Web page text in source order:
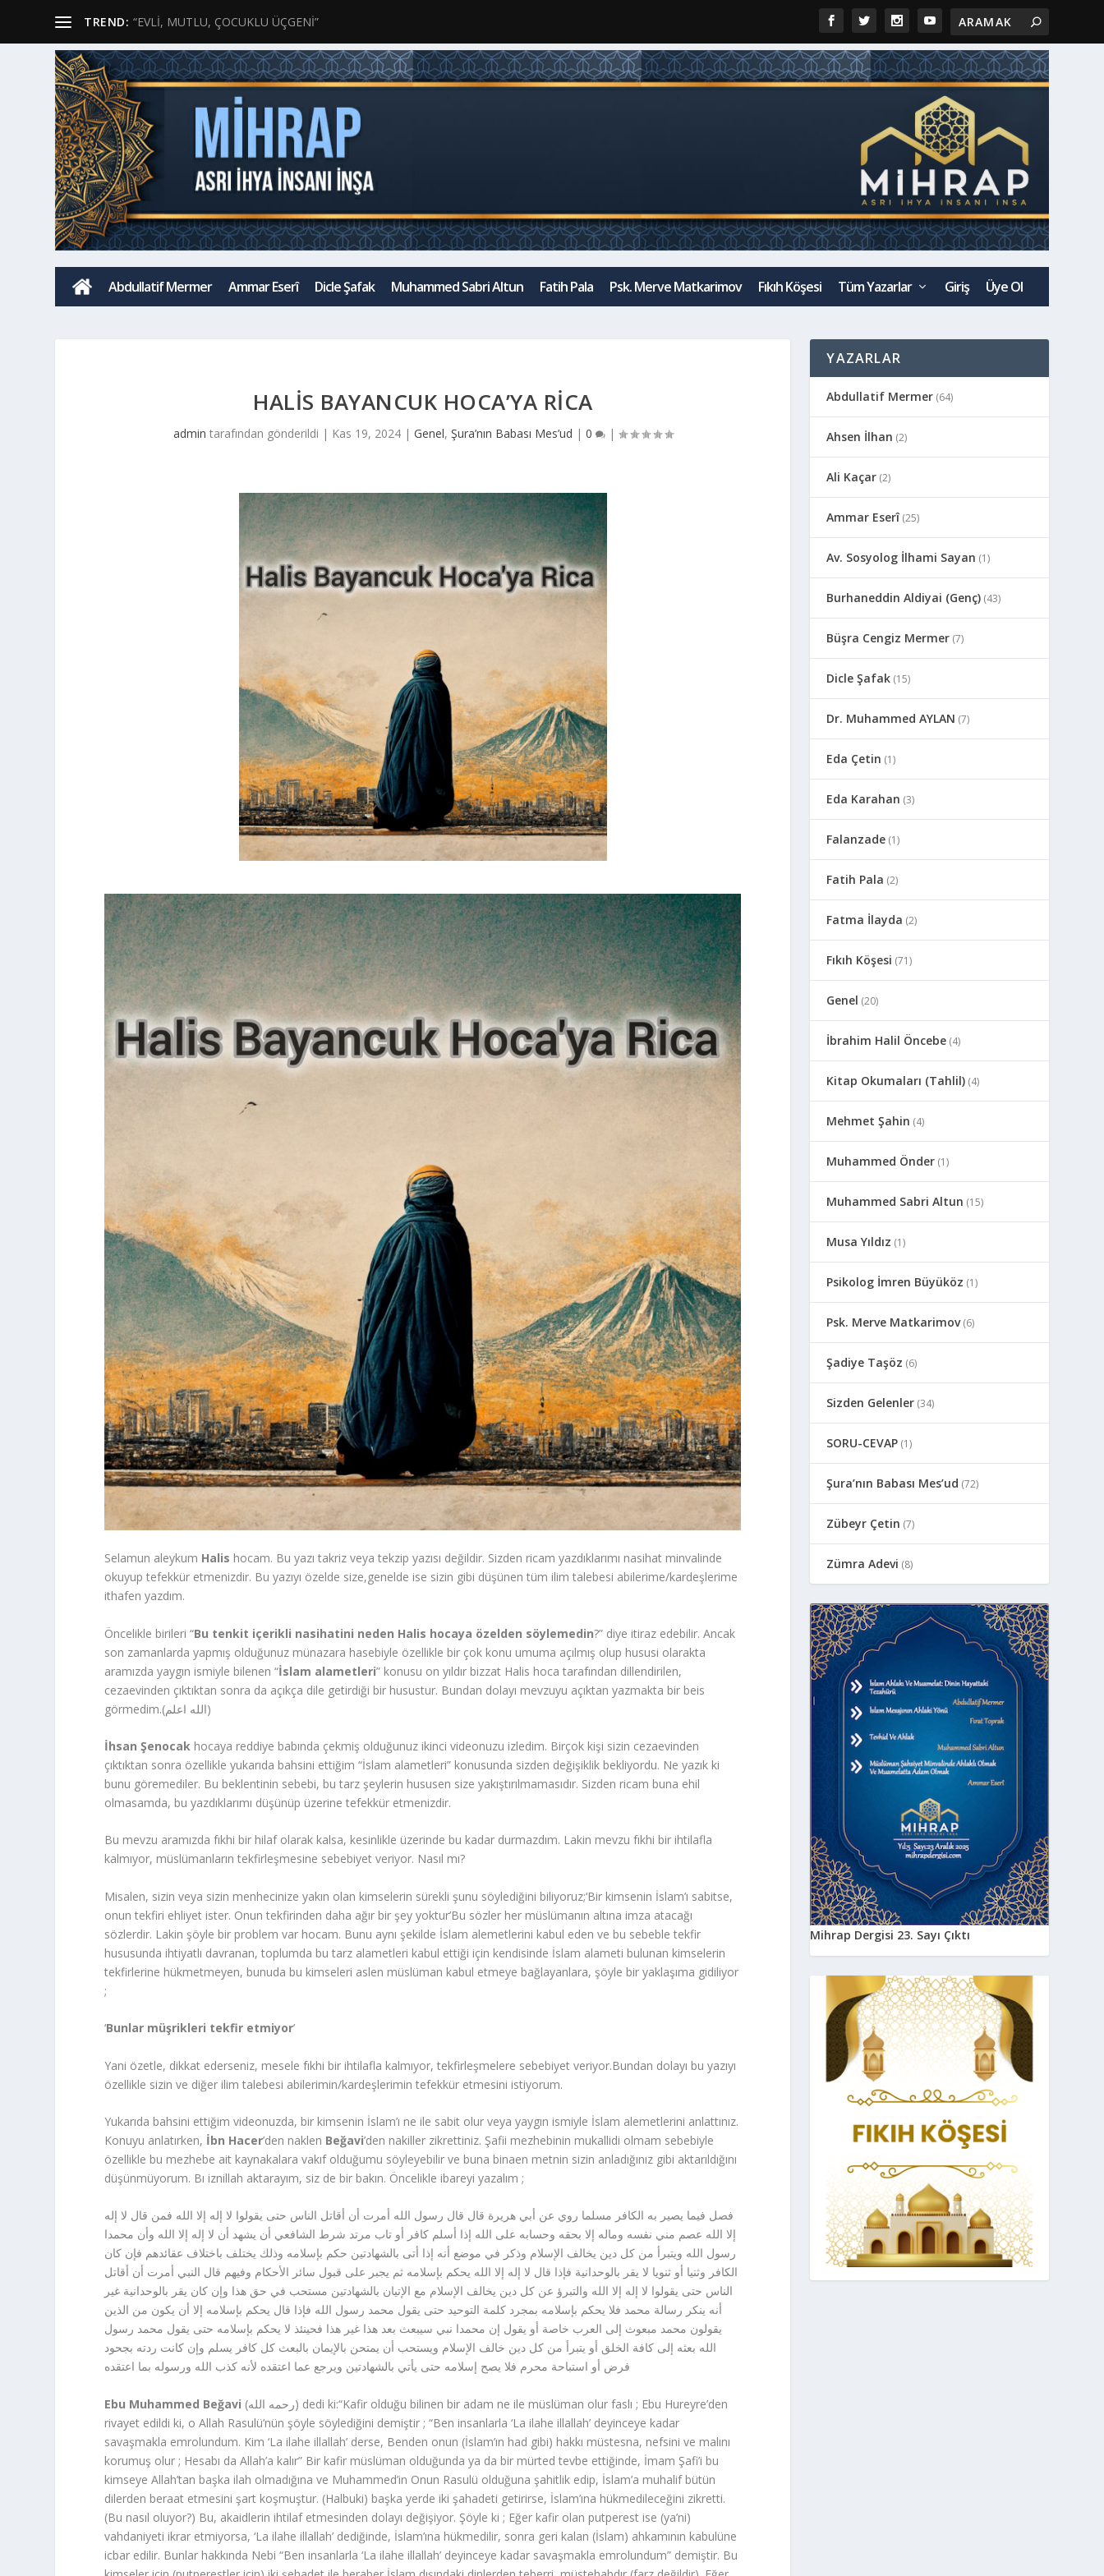
TREND: “EVLİ, MUTLU, ÇOCUKLU ÜÇGENİ”
H Abdullatif Mermer Ammar Eserî Dicle Şafak Muhammed Sabri Altun Fatih Pala Psk. Merve Matkarimov Fıkıh Köşesi Tüm Yazarlar Giriş Üye Ol
HALIS BAYANCUK HOCA’YA RICA
admin tarafından gönderildi | Kas 19, 2024| Genel, Şura’nın Babası Mes’ud | 0 |
Selamun aleykum Halis hocam. Bu yazı takriz veya tekzip yazısı değildir. Sizden ricam yazdıklarımı nasihat minvalinde
okuyup tefekkür etmenizdir. Bu yazıyı özelde size,genelde ise sizin gibi düşünen tüm ilim talebesi abilerime/kardeşlerime
ithafen yazdım.
Öncelikle birileri “Bu tenkit içerikli nasihatini neden Halis hocaya özelden söylemedin?” diye itiraz edebilir. Ancak
son zamanlarda yapmış olduğunuz münazara hasebiyle özellikle bir çok konu umuma açılmış olup hususi olarakta
aramızda yaygın ismiyle bilenen “İslam alametleri” konusu on yıldır bizzat Halis hoca tarafından dillendirilen,
cezaevinden çıktıktan sonra da açıkça dile getirdiği bir husustur. Bundan dolayı mevzuyu açıktan yazmakta bir beis
görmedim.(الله اعلم)
İhsan Şenocak hocaya reddiye babında çekmiş olduğunuz ikinci videonuzu izledim. Birçok kişi sizin cezaevinden
çıktıktan sonra özellikle yukarıda bahsini ettiğim “İslam alametleri” konusunda sizden değişiklik bekliyordu. Ne yazık ki
bunu göremediler. Bu beklentinin sebebi, bu tarz şeylerin hususen size yakıştırılmamasıdır. Sizden ricam buna ehil
olmasamda, bu yazdıklarımı düşünüp üzerine tefekkür etmenizdir.
Bu mevzu aramızda fıkhi bir hilaf olarak kalsa, kesinlikle üzerinde bu kadar durmazdım. Lakin mevzu fıkhi bir ihtilafla
kalmıyor, müslümanların tekfirleşmesine sebebiyet veriyor. Nasıl mı?
Misalen, sizin veya sizin menhecinize yakın olan kimselerin sürekli şunu söylediğini biliyoruz;‘Bir kimsenin İslam’ı sabitse,
onun tekfiri ehliyet ister. Onun tekfirinden daha ağır bir şey yoktur’Bu sözler her müslümanın altına imza atacağı
sözlerdir. Lakin şöyle bir problem var hocam. Bunu aynı şekilde İslam alemetlerini kabul eden ve bu sebeble tekfir
hususunda ihtiyatlı davranan, toplumda bu tarz alametleri kabul ettiği için kendisinde İslam alameti bulunan kimselerin
tekfirlerine hükmetmeyen, bunuda bu kimseleri aslen müslüman kabul etmeye bağlayanlara, şöyle bir yaklaşıma gidiliyor
;
‘Bunlar müşrikleri tekfir etmiyor’
Yani özetle, dikkat ederseniz, mesele fıkhi bir ihtilafla kalmıyor, tekfirleşmelere sebebiyet veriyor.Bundan dolayı bu yazıyı
özellikle sizin ve diğer ilim talebesi abilerimin/kardeşlerimin tefekkür etmesini istiyorum.
Yukarıda bahsini ettiğim videonuzda, bir kimsenin İslam’ı ne ile sabit olur veya yaygın ismiyle İslam alemetlerini anlattınız.
Konuyu anlatırken, İbn Hacer’den naklen Beğavi’den nakiller zikrettiniz. Şafii mezhebinin mukallidi olmam sebebiyle
özellikle bu mezhebe ait kaynakalara vakıf olduğumu söyleyebilir ve buna binaen metnin sizin anladığınız gibi aktarıldığını
düşünmüyorum. Bı iznillah aktarayım, siz de bir bakın. Öncelikle ibareyi yazalım ;
فصل فيما يصير به الكافر مسلما روي عن أبي هريرة قال قال رسول الله أمرت أن أقاتل الناس حتى يقولوا لا إله إلا الله فمن قال لا إله
إلا الله عصم مني نفسه وماله إلا بحقه وحسابه على الله إذا أسلم كافر أو تاب مرتد شرط الشافعي أن يشهد أن لا إله إلا الله وأن محمدا
رسول الله ويتبرأ من كل دين يخالف الإسلام وذكر في موضع أنه إذا أتى بالشهادتين حكم بإسلامه وذلك يختلف باختلاف عقائدهم فإن كان
الكافر وثنيا أو ثنويا لا يقر بالوحدانية فإذا قال لا إله إلا الله يحكم بإسلامه ثم يجبر على قبول سائر الأحكام وفيهم قال النبي أمرت أن أقاتل
الناس حتى يقولوا لا إله إلا الله والتبرؤ عن كل دين يخالف الإسلام مع الإتيان بالشهادتين مستحب في حق هذا وإن كان يقر بالوحدانية غير
أنه ينكر رسالة محمد فلا يحكم بإسلامه بمجرد كلمة التوحيد حتى يقول محمد رسول الله فإذا قال يحكم بإسلامه إلا أن يكون من الذين
يقولون محمد مبعوث إلى العرب خاصة أو يقول إن محمدا نبي سيبعث بعد هذا غير هذا فحينئذ لا يحكم بإسلامه حتى يقول محمد رسول
الله بعثه إلى كافة الخلق أو يتبرأ من كل دين خالف الإسلام ويستحب أن يمتحن بالإيمان بالبعث كل كافر يسلم وإن كانت ردته بجحود
فرض أو استباحة محرم فلا يصح إسلامه حتى يأتي بالشهادتين ويرجع عما اعتقده لأنه كذب الله ورسوله بما اعتقده
Ebu Muhammed Beğavi (رحمه الله) dedi ki:“Kafir olduğu bilinen bir adam ne ile müslüman olur faslı ; Ebu Hureyre’den
rivayet edildi ki, o Allah Rasulü’nün şöyle söylediğini demiştir ; “Ben insanlarla ‘La ilahe illallah’ deyinceye kadar
savaşmakla emrolundum. Kim ‘La ilahe illallah’ derse, Benden onun (İslam’ın had gibi) hakkı müstesna, nefsini ve malını
korumuş olur ; Hesabı da Allah’a kalır” Bir kafir müslüman olduğunda ya da bir mürted tevbe ettiğinde, İmam Şafi’i bu
kimseye Allah’tan başka ilah olmadığına ve Muhammed’in Onun Rasulü olduğuna şahitlik edip, İslam’a muhalif bütün
dilerden beraat etmesini şart koşmuştur. (Halbuki) başka yerde iki şahadeti getirirse, İslam’ına hükmedileceğini zikretti.
(Bu nasıl oluyor?) Bu, akaidlerin ihtilaf etmesinden dolayı değişiyor. Şöyle ki ; Eğer kafir olan putperest ise (ya’ni)
vahdaniyeti ikrar etmiyorsa, ‘La ilahe illallah’ dediğinde, İslam’ına hükmedilir, sonra geri kalan (İslam) ahkamının kabulüne
icbar edilir. Bunlar hakkında Nebi “Ben insanlarla ‘La ilahe illallah’ deyinceye kadar savaşmakla emrolundum” demiştir. Bu
YAZARLAR
Abdullatif Mermer (64)
Ahsen İlhan (2)
Ali Kaçar (2)
Ammar Eserî(25)
Av. Sosyolog İlhami Sayan (1)
Burhaneddin Aldiyai (Genç) (43)
Büşra Cengiz Mermer (7)
Dicle Şafak (15)
Dr. Muhammed AYLAN (7)
Eda Çetin (1)
Eda Karahan (3)
Falanzade (1)
Fatih Pala (2)
Fatma İlayda (2)
Fıkıh Köşesi (71)
Genel (20)
İbrahim Halil Öncebe (4)
Kitap Okumaları (Tahlil) (4)
Mehmet Şahin (4)
Muhammed Önder (1)
Muhammed Sabri Altun (15)
Musa Yıldız (1)
Psikolog İmren Büyüköz (1)
Psk. Merve Matkarimov(6)
Şadiye Taşöz (6)
Sizden Gelenler (34)
SORU-CEVAP (1)
Şura’nın Babası Mes’ud (72)
Zübeyr Çetin (7)
Zümra Adevi (8)
Mihrap Dergisi 23. Sayı Çıktı